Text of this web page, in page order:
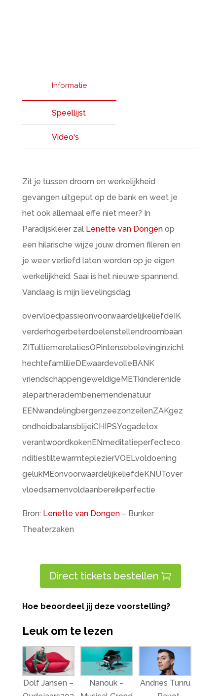
Informatie
Speellijst
Video's
Zit je tussen droom en werkelijkheid
gevangen uitgeput op de bank en weet je
het ook allemaal effe niet meer? In
Paradijskleier zal Lenette van Dongenop
een hilarische wijze jouw dromen fileren en
je weer verliefd laten worden op je eigen
werkelijkheid. Saai is het nieuwe spannend.
Vandaag is mijn lievelingsdag.
overvloedpassieonvoorwaardelijkeliefdeIK
verderhogerbeterdoelenstellendroombaan
ZITultiemerelatiesOPintensebelevinginzicht
hechtefamlilieDEwaardevolleBANK
vriendschappengeweldigeMETkinderenide
alepartneradembenemendenatuur
EENwandelingbergenzeezonzeilenZAKgez
ondheidbalansblijeiCHIPSYogadetox
verantwoordkokenENmeditatieperfecteco
nditiestiltewarmteplezierVOELvoldoening
gelukMEonvoorwaardelijkeliefdeKNUTover
vloedsamenvoldaanbereikperfectie
Bron: Lenette van Dongen– Bunker
Theaterzaken
Direct tickets bestellen
Hoe beoordeel jij deze voorstelling?
Leuk om te lezen
Dolf Jansen –
Nanouk –
Andries Tunru